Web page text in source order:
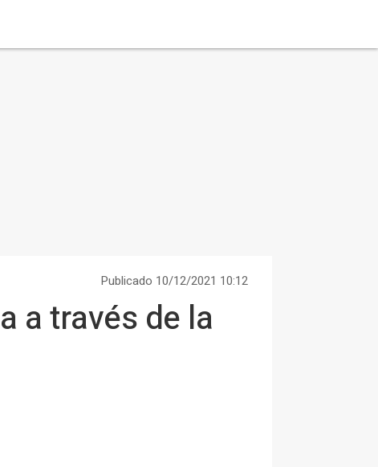
Publicado 10/12/2021 10:12
a través de la